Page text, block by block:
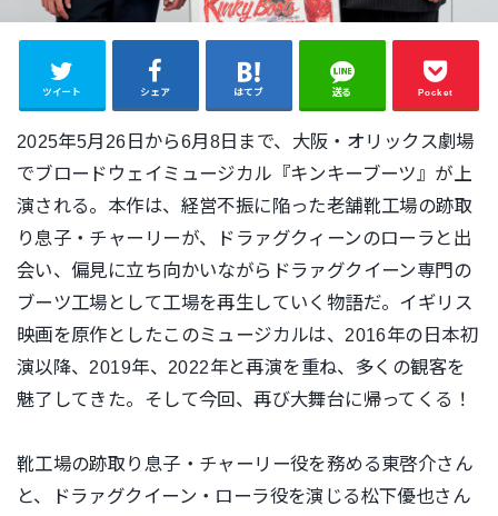
ツイート シェア はてブ 送る Pocket
2025年5月26日から6月8日まで、大阪・ オリックス劇場
でブロードウェイミュージカル『キンキーブーツ』 が上
演される。本作は、 経営不振に陥った老舗靴工場の跡取
り息子・チャーリーが、
ドラァグクィーンのローラと出
会い、偏見に立ち向かいながらドラァグクイーン専門の
ブーツ工場として工場を再生していく物語だ。 イギリス
映画を原作としたこのミュージカルは、 2016年の日本初
演以降、2019年、 2022年と再演を重ね、多くの観客を
魅了してきた。 そして今回、再び大舞台に帰ってくる！
靴工場の跡取り息子・チャーリー役を務める東啓介さん
と、
ドラァグクイーン・ローラ役を演じる松下優也さん